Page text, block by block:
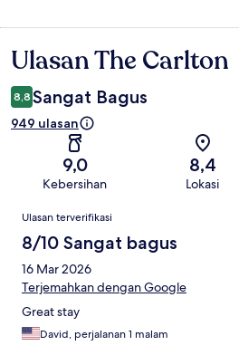
Ulasan
Ulasan The Carlton
8,8 Sangat Bagus
949 ulasan
9,0
Kebersihan
8,4
Lokasi
Ulasan
Ulasan terverifikasi
8/10 Sangat bagus
16 Mar 2026
Terjemahkan dengan Google
Great stay
David, perjalanan 1 malam